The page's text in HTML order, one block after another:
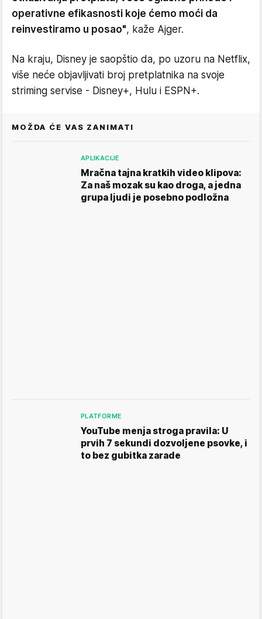
operativne efikasnosti koje ćemo moći da
reinvestiramo u posao", kaže Ajger.
Na kraju, Disney je saopštio da, po uzoru na Netflix,
više neće objavljivati broj pretplatnika na svoje
striming servise - Disney+, Hulu i ESPN+.
MOŽDA ĆE VAS ZANIMATI
APLIKACIJE
Mračna tajna kratkih video klipova:
Za naš mozak su kao droga, a jedna
grupa ljudi je posebno podložna
PLATFORME
YouTube menja stroga pravila: U
prvih 7 sekundi dozvoljene psovke, i
to bez gubitka zarade